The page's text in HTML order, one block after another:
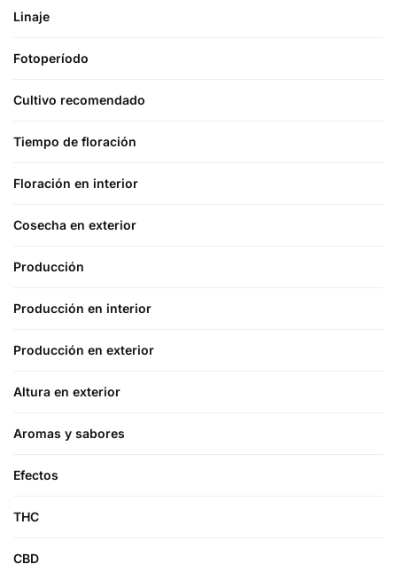
Linaje
Fotoperíodo
Cultivo recomendado
Tiempo de floración
Floración en interior
Cosecha en exterior
Producción
Producción en interior
Producción en exterior
Altura en exterior
Aromas y sabores
Efectos
THC
CBD